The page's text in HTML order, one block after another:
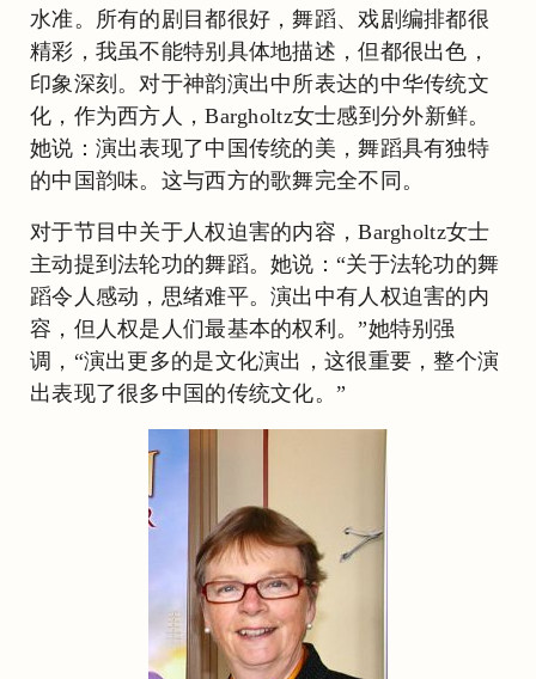
水准。所有的剧目都很好，舞蹈、戏剧编排都很
精彩，我虽不能特别具体地描述，但都很出色，
印象深刻。对于神韵演出中所表达的中华传统文
化，作为西方人，Bargholtz女士感到分外新鲜。
她说：演出表现了中国传统的美，舞蹈具有独特
的中国韵味。这与西方的歌舞完全不同。
对于节目中关于人权迫害的内容，Bargholtz女士
主动提到法轮功的舞蹈。她说：“关于法轮功的舞
蹈令人感动，思绪难平。演出中有人权迫害的内
容，但人权是人们最基本的权利。”她特别强
调，“演出更多的是文化演出，这很重要，整个演
出表现了很多中国的传统文化。”